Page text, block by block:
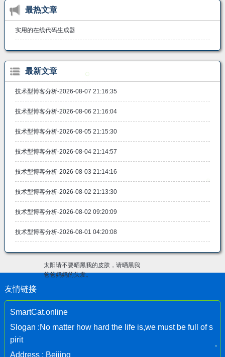
最热文章
实用的在线代码生成器
最新文章
技术型博客分析-2026-08-07 21:16:35
技术型博客分析-2026-08-06 21:16:04
技术型博客分析-2026-08-05 21:15:30
技术型博客分析-2026-08-04 21:14:57
技术型博客分析-2026-08-03 21:14:16
技术型博客分析-2026-08-02 21:13:30
技术型博客分析-2026-08-02 09:20:09
技术型博客分析-2026-08-01 04:20:08
友情链接
SmartCat.online
Slogan :No matter how hard the life is,we must be full of s
pirit
Address : Beijing
太阳请不要晒黑我的皮肤，请晒黑我
爸爸妈妈的头发。